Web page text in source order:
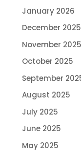
January 2026
December 2025
November 2025
October 2025
September
August 2025
July 2025
June 2025
May 2025